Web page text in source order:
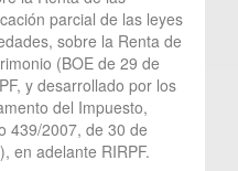
parcial de las leyes
sobre la Renta de
(BOE de 29 de
y desarrollado por los
del Impuesto,
439/2007, de 30 de
en adelante RIRPF.